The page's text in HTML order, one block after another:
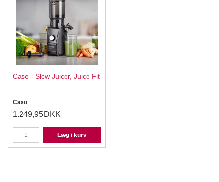
Caso - Slow Juicer, Juice Fit
Caso
1.249,95 DKK
Læg i kurv